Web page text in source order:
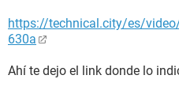
https://technical.city/es/
630a
Ahí te dejo el link donde lo